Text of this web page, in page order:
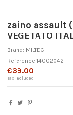
zaino assault
VEGETATO
Brand: MILTEC
Reference 14002042
€39.00
Tax included